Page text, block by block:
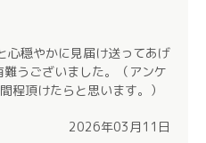
心穏やかに見届け送ってあげ
うございました。（アンケ
程頂けたらと思います。）
2026年03月11日